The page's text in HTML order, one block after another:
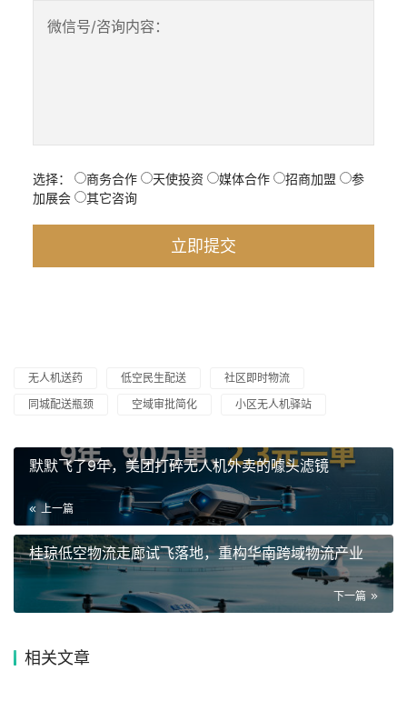
微信号/咨询内容：
选择： 商务合作 天使投资 媒体合作 招商加盟
参
加展会
其它咨询
无人机送药 低空民生配送
社区即时物流
同城配送瓶颈
空域审批简化 小区无人机驿站
默默飞了9年，美团打碎无人机外卖的噱头滤镜
上一篇
桂琼低空物流走廊试飞落地，重构华南跨域物流产业
下一篇
相关文章